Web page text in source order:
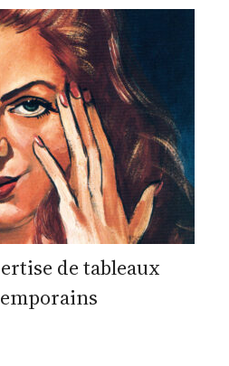
de tableaux